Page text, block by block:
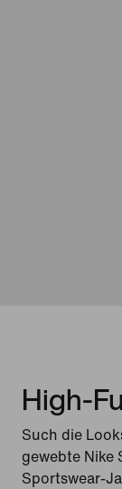
High-
Such die
gewebte Nike
Sportswear-